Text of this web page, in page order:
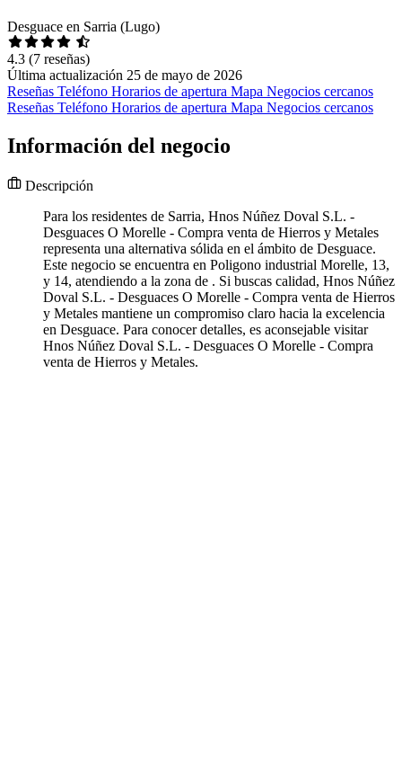
Desguace en Sarria (Lugo)
4.3 (7 reseñas)
Última actualización 25 de mayo de 2026
Reseñas Teléfono Horarios de apertura Mapa Negocios cercanos
Reseñas Teléfono Horarios de apertura Mapa Negocios cercanos
Información del negocio
Descripción
Para los residentes de Sarria, Hnos Núñez Doval S.L. -
Desguaces O Morelle - Compra venta de Hierros y Metales
representa una alternativa sólida en el ámbito de Desguace.
Este negocio se encuentra en Poligono industrial Morelle, 13,
y 14, atendiendo a la zona de . Si buscas calidad, Hnos Núñez
Doval S.L. - Desguaces O Morelle - Compra venta de Hierros
y Metales mantiene un compromiso claro hacia la excelencia
en Desguace. Para conocer detalles, es aconsejable visitar
Hnos Núñez Doval S.L. - Desguaces O Morelle - Compra
venta de Hierros y Metales.